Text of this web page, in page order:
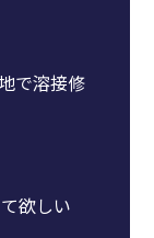
で溶接修
欲しい